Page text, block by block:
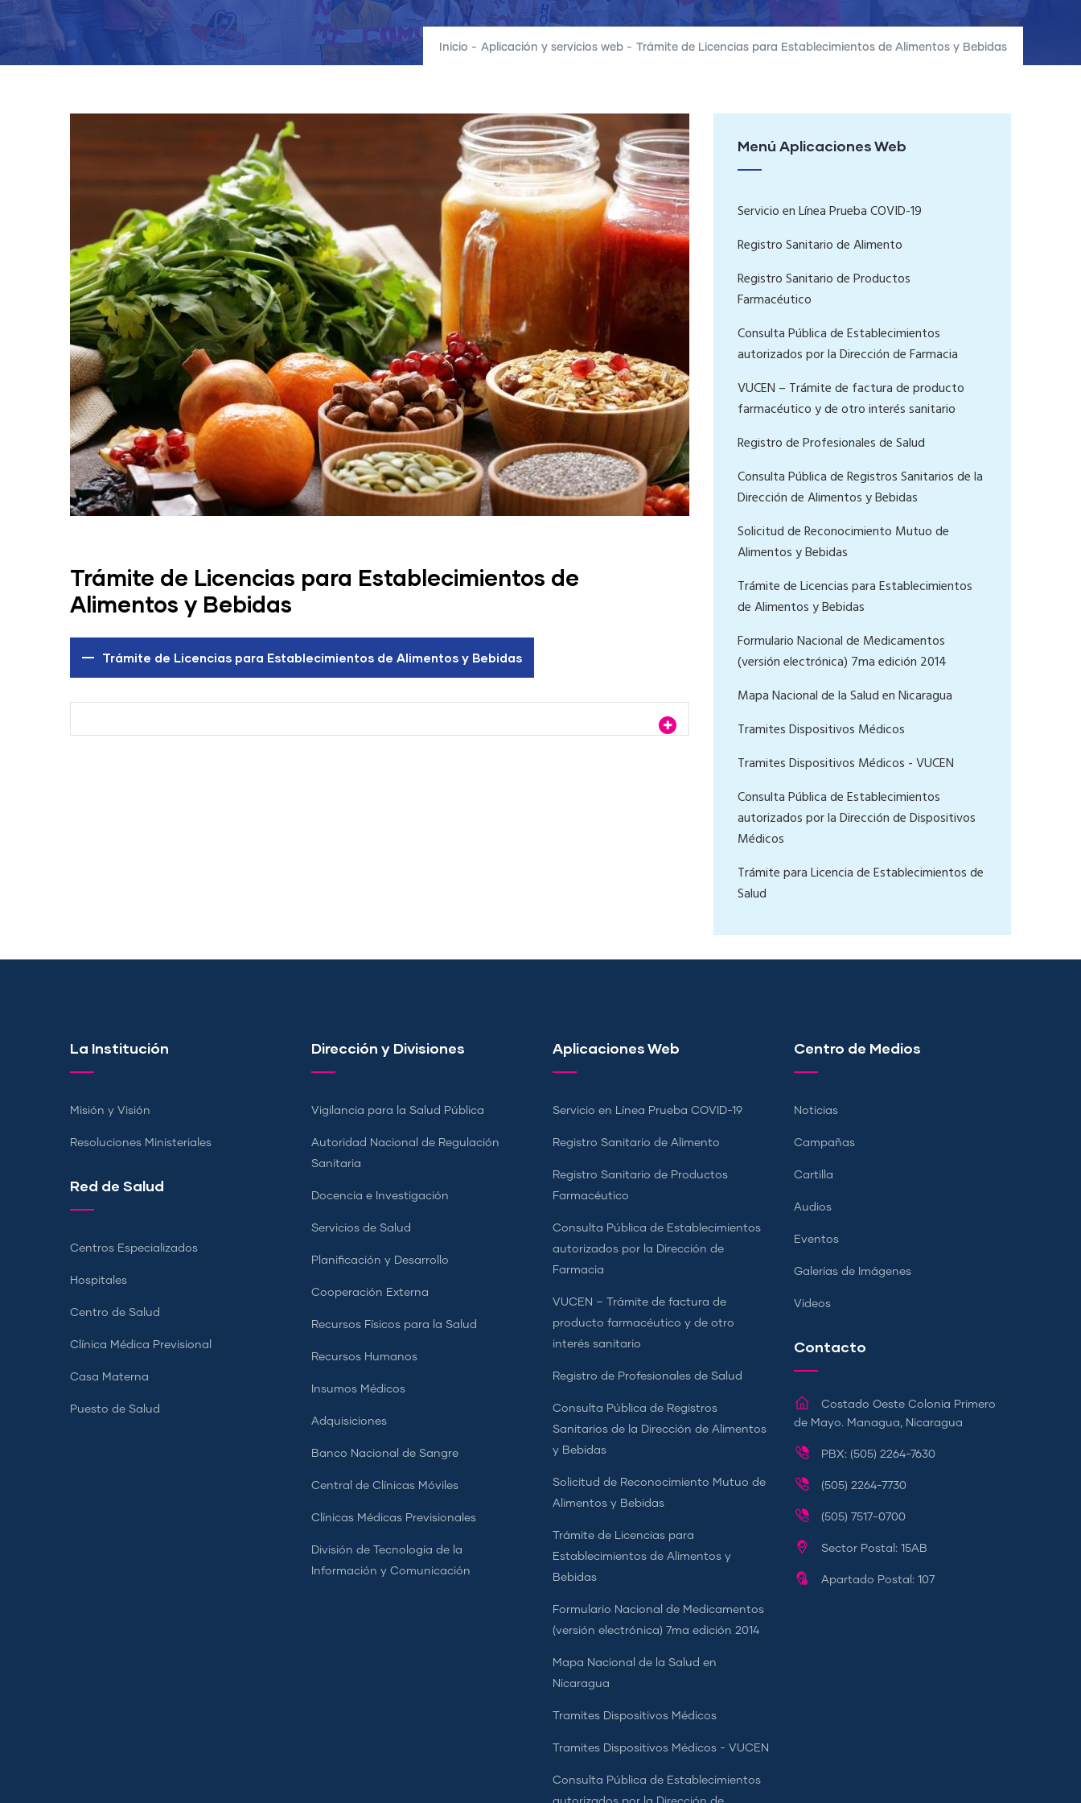
Inicio - Aplicación y servicios web - Trámite de Licencias para Establecimientos de Alimentos y Bebidas
Trámite de Licencias para Establecimientos de
Alimentos y Bebidas
Trámite de Licencias para Establecimientos de Alimentos y Bebidas
Menú Aplicaciones Web
Servicio en Línea Prueba COVID-19
Registro Sanitario de Alimento
Registro Sanitario de Productos
Farmacéutico
Consulta Pública de Establecimientos
autorizados por la Dirección de Farmacia
VUCEN – Trámite de factura de producto
farmacéutico y de otro interés sanitario
Registro de Profesionales de Salud
Consulta Pública de Registros Sanitarios de la
Dirección de Alimentos y Bebidas
Solicitud de Reconocimiento Mutuo de
Alimentos y Bebidas
Trámite de Licencias para Establecimientos
de Alimentos y Bebidas
Formulario Nacional de Medicamentos
(versión electrónica) 7ma edición 2014
Mapa Nacional de la Salud en Nicaragua
Tramites Dispositivos Médicos
Tramites Dispositivos Médicos - VUCEN
Consulta Pública de Establecimientos
autorizados por la Dirección de Dispositivos
Médicos
Trámite para Licencia de Establecimientos de
Salud
La Institución
Misión y Visión
Resoluciones Ministeriales
Red de Salud
Centros Especializados
Hospitales
Centro de Salud
Clínica Médica Previsional
Casa Materna
Puesto de Salud
Dirección y Divisiones
Vigilancia para la Salud Pública
Autoridad Nacional de Regulación
Sanitaria
Docencia e Investigación
Servicios de Salud
Planificación y Desarrollo
Cooperación Externa
Recursos Físicos para la Salud
Recursos Humanos
Insumos Médicos
Adquisiciones
Banco Nacional de Sangre
Central de Clínicas Móviles
Clínicas Médicas Previsionales
División de Tecnología de la
Información y Comunicación
Aplicaciones Web
Servicio en Línea Prueba COVID-19
Registro Sanitario de Alimento
Registro Sanitario de Productos
Farmacéutico
Consulta Pública de Establecimientos
autorizados por la Dirección de
Farmacia
VUCEN – Trámite de factura de
producto farmacéutico y de otro
interés sanitario
Registro de Profesionales de Salud
Consulta Pública de Registros
Sanitarios de la Dirección de Alimentos
y Bebidas
Solicitud de Reconocimiento Mutuo de
Alimentos y Bebidas
Trámite de Licencias para
Establecimientos de Alimentos y
Bebidas
Formulario Nacional de Medicamentos
(versión electrónica) 7ma edición 2014
Mapa Nacional de la Salud en
Nicaragua
Tramites Dispositivos Médicos
Tramites Dispositivos Médicos - VUCEN
Consulta Pública de Establecimientos
Centro de Medios
Noticias
Campañas
Cartilla
Audios
Eventos
Galerías de Imágenes
Videos
Contacto
Costado Oeste Colonia Primero
de Mayo. Managua, Nicaragua
PBX: (505) 2264-7630
(505) 2264-7730
(505) 7517-0700
Sector Postal: 15AB
Apartado Postal: 107